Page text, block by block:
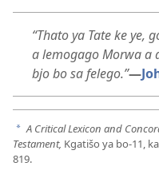
“Thato ya Tate ke ye,
a lemogago Morwa a
bjo bo sa felego.”—
a A Critical Lexicon and
Testament, Kgatišo ya bo-11,
819.